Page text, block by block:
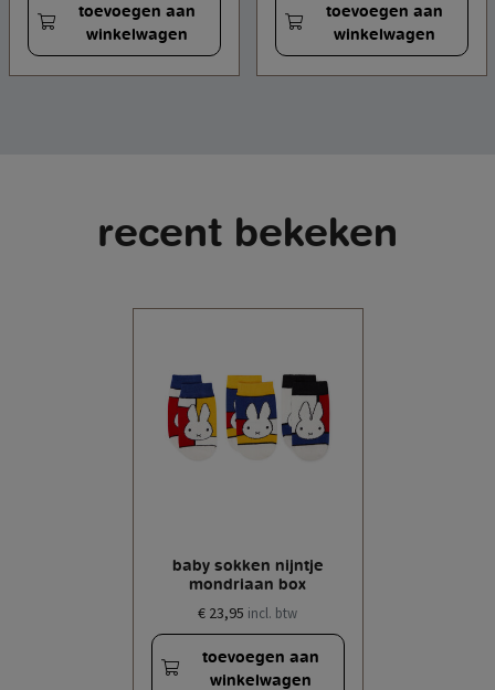
toevoegen aan
winkelwagen
toevoegen aan
winkelwagen
recent bekeken
baby sokken nijntje
mondriaan box
€ 23,95 incl. btw
toevoegen aan
winkelwagen